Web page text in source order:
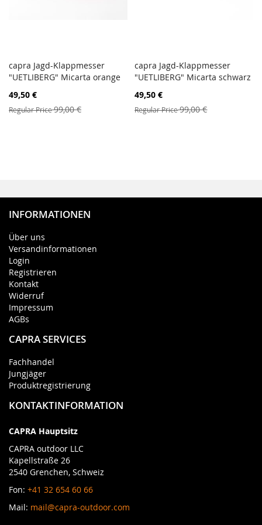
Dodaj do koszyka PORÓWNAJ
capra Jagd-Klappmesser
"UETLIBERG" Micarta orange
Special
49,50 €
Regular Price99,00 €
Dodaj do koszyka
capra Jagd-Klappmesser
"UETLIBERG" Micarta schwarz
Special
49,50 €
Regular Price99,00 €
INFORMATIONEN
Über uns
Versandinformationen
Login
Registrieren
Kontakt
Widerruf
Impressum
AGBs
CAPRA SERVICES
Fachhandel
Jungjäger
Produktregistrierung
KONTAKTINFORMATION
CAPRA Hauptsitz
CAPRA outdoor LLC
Kapellstraße 26
2540 Grenchen, Schweiz
Fon: +41 32 654 60 66
Mail: mail@capra-outdoor.com